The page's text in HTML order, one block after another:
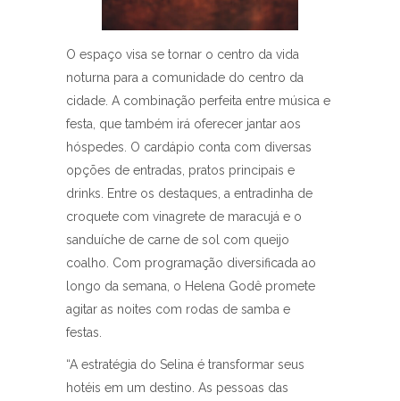
O espaço visa se tornar o centro da vida
noturna para a comunidade do centro da
cidade. A combinação perfeita entre música e
festa, que também irá oferecer jantar aos
hóspedes. O cardápio conta com diversas
opções de entradas, pratos principais e
drinks. Entre os destaques, a entradinha de
croquete com vinagrete de maracujá e o
sanduíche de carne de sol com queijo
coalho. Com programação diversificada ao
longo da semana, o Helena Godê promete
agitar as noites com rodas de samba e
festas.
“A estratégia do Selina é transformar seus
hotéis em um destino. As pessoas das